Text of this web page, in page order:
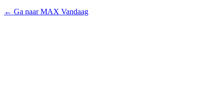
← Ga naar MAX Vandaag